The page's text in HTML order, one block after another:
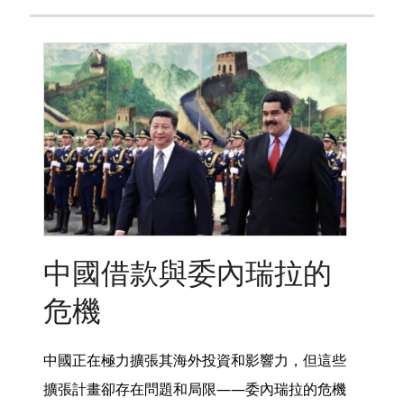
中國借款與委內瑞拉的
危機
中國正在極力擴張其海外投資和影響力，但這些
擴張計畫卻存在問題和局限——委內瑞拉的危機